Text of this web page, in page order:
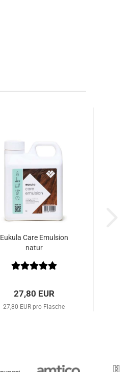
Eu­ku­la Care Emul­si­on
natur
27,80 EUR
27,80 EUR pro Flasche